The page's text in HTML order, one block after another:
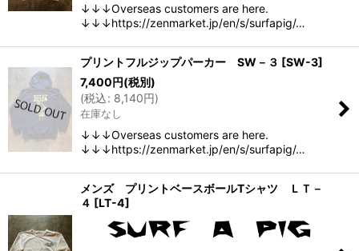
↓↓↓Overseas customers are here.
↓↓↓https://zenmarket.jp/en/s/surfapig/…
プリントフルジップパーカー SW－３ [SW-3]
7,400円(税別)
(税込: 8,140円)
在庫なし
↓↓↓Overseas customers are here.
↓↓↓https://zenmarket.jp/en/s/surfapig/…
メンズ プリントベースボールTシャツ ＬＴ－
４ [LT-4]